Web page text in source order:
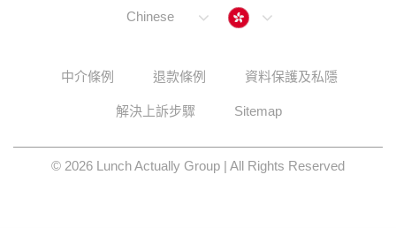
Chinese Hong Kong
中介條例 退款條例 資料保護及私隱
解決上訴步驟 Sitemap
© 2026 Lunch Actually Group | All Rights Reserved